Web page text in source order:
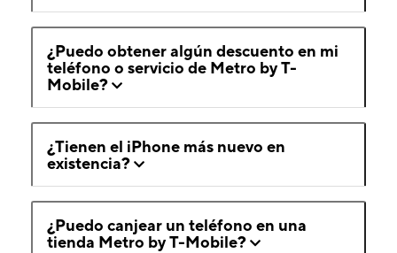
¿Puedo obtener algún descuento en mi
teléfono o servicio de Metro by T-
Mobile?
¿Tienen el iPhone más nuevo en
existencia?
¿Puedo canjear un teléfono en una
tienda Metro by T-Mobile?